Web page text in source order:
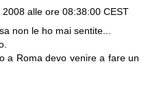
alle ore 08:38:00 CEST
non le ho mai sentite...
a Roma devo venire a fare un